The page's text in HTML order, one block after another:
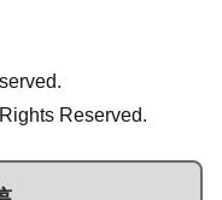
Reserved.